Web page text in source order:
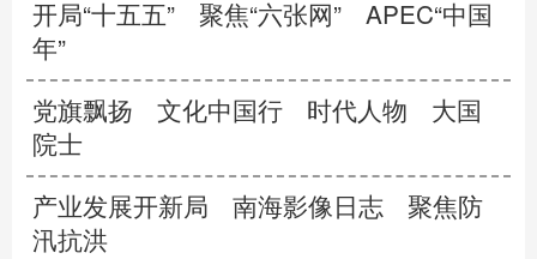
开局“十五五” 聚焦“六张网”
APEC“中国
年”
党旗飘扬 文化中国行 时代人物
大国
院士
产业发展开新局 南海影像日志
聚焦防
汛抗洪